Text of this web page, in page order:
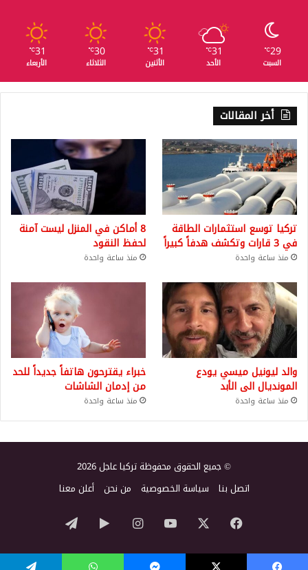
29
℃
السبت
31
℃
الأحد
31
℃
الأثنين
30
℃
الثلاثاء
31
℃
الأربعاء
أخر المقالات
تركيا توسع استثمارات الطاقة
في 3 قارات وتكشف هدفاً كبيراً
منذ ساعة واحدة
8 أماكن في المنزل ليست آمنة
لحفظ النقود
منذ ساعة واحدة
والد ليونيل ميسي يودع
المونديال الى الأبد
منذ ساعة واحدة
خبراء يقترحون هاتفاً جديداً للحد
من إدمان الشاشات
منذ ساعة واحدة
© جميع الحقوق محفوظة تركيا عاجل 2026
اتصل بنا سياسة الخصوصية من نحن أعلن معنا
فيسبوك ‫YouTubeانستقرام‏Google
Play
تيلقرام